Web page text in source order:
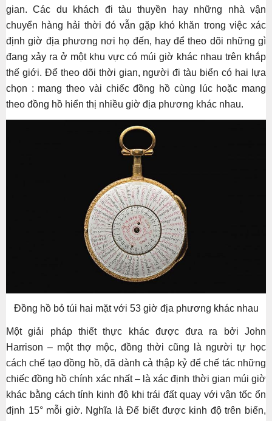
gian. Các du khách đi tàu thuyền hay những nhà vận
chuyển hàng hải thời đó vẫn gặp khó khăn trong việc xác
định giờ địa phương nơi họ đến, hay để theo dõi những gì
đang xảy ra ở một khu vực có múi giờ khác nhau trên khắp
thế giới. Để theo dõi thời gian, người đi tàu biển có hai lựa
chọn : mang theo vài chiếc đồng hồ cùng lúc hoặc mang
theo đồng hồ hiển thị nhiều giờ địa phương khác nhau.
Đồng hồ bỏ túi hai mặt với 53 giờ địa phương khác nhau
Một giải pháp thiết thực khác được đưa ra bởi John
Harrison – một thợ mộc, đồng thời cũng là người tự học
cách chế tạo đồng hồ, đã dành cả thập kỷ để chế tác những
chiếc đồng hồ chính xác nhất – là xác định thời gian múi giờ
khác bằng cách tính kinh độ khi trái đất quay với vận tốc ổn
định 15° mỗi giờ. Nghĩa là Để biết được kinh độ trên biển,